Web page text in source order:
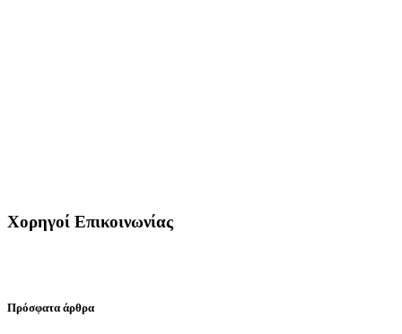
Χορηγοί Επικοινωνίας
Πρόσφατα άρθρα